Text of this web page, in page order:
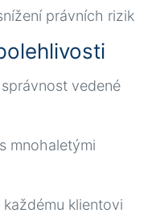
právních rizik
vedené
mnohaletými
klientovi